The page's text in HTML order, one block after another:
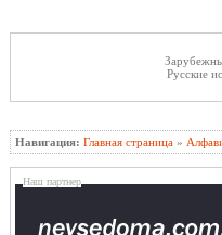
Русские
Навигация: Главная страница »
Наш партнер